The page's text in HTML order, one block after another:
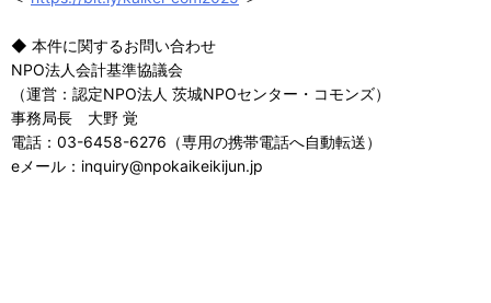
◆ 本件に関するお問い合わせ
NPO法人会計基準協議会
（運営：認定NPO法人 茨城NPOセンター・コモンズ）
事務局長 大野 覚
電話：03-6458-6276（専用の携帯電話へ自動転送）
eメール：inquiry@npokaikeikijun.jp